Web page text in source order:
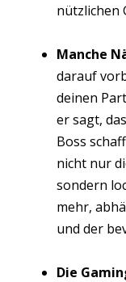
nützlichen
Manche
darauf
deinen
er sagt,
Boss
nicht nur
sondern
mehr,
und der
Die